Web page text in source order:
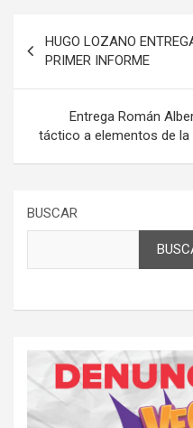
de
entradas
HUGO LOZANO
PRIMER INFORME
Entrega Román
táctico a elementos de la
BUSCAR